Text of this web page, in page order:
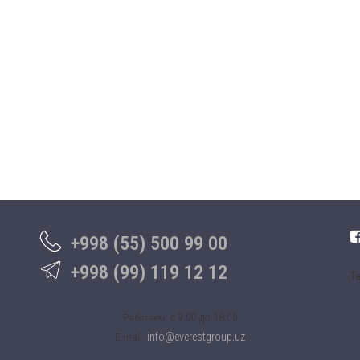
+998 (55) 500 99 00
+998 (99) 119 12 12
Работаем: c 9:00 до 18:00
E-mail: info@everestgroup.uz